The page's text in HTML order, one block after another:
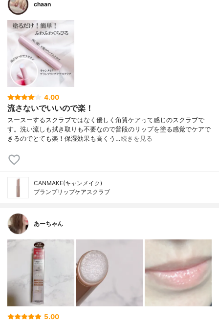
chaan
4.00
流さないでいいので楽！
スースーするスクラブではなく優しく角質ケアって感じのスクラブで
す。洗い流しも拭き取りも不要なので普段のリップを塗る感覚でケアで
きるのでとても楽！保湿効果も高くう…続きを見る
CANMAKE(キャンメイク)
プランプリップケアスクラブ
あーちゃん
5.00